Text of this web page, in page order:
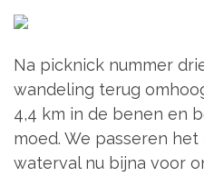
Na picknick nummer
wandeling terug
4,4 km in de benen en
moed. We passeren
waterval nu bijna voor